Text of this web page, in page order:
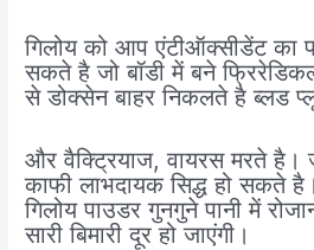
गिलोय को आप एंटीऑक्सीडेंट का
सकते है जो बॉडी में बने
से डोक्सेन बाहर निकलते है ब्लड
और वैक्ट्रियाज, वायरस मरते है।
काफी लाभदायक सिद्ध हो सकते
गिलोय पाउडर गुनगुने पानी में
सारी बिमारी दूर हो जाएंगी।